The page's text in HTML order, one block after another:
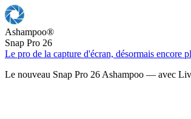
Ashampoo®
Snap Pro 26
Le pro de la capture d'écran, désormais encore
Le nouveau Snap Pro 26 Ashampoo — avec